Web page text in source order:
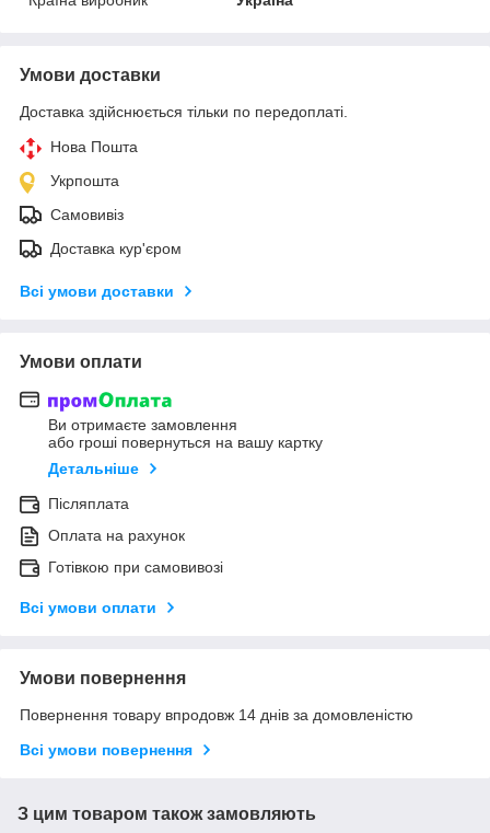
Умови доставки
Доставка здійснюється тільки по передоплаті.
Нова Пошта
Укрпошта
Самовивіз
Доставка кур'єром
Всі умови доставки
Умови оплати
Ви отримаєте замовлення
або гроші повернуться на вашу картку
Детальніше
Післяплата
Оплата на рахунок
Готівкою при самовивозі
Всі умови оплати
Умови повернення
Повернення товару впродовж 14 днів за домовленістю
Всі умови повернення
З цим товаром також замовляють